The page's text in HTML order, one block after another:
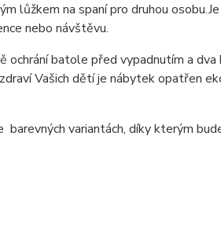
lůžkem na spaní pro druhou osobu.
nebo návštěvu.
ochrání batole před vypadnutím a
Vašich dětí je nábytek opatřen
barevných variantách, díky kterým